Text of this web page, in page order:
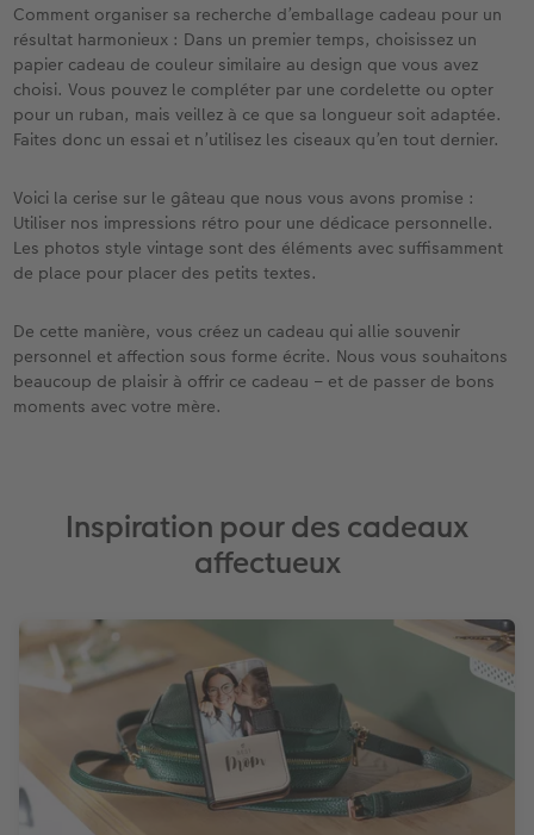
Comment organiser sa recherche d’emballage cadeau pour un
résultat harmonieux : Dans un premier temps, choisissez un
papier cadeau de couleur similaire au design que vous avez
choisi. Vous pouvez le compléter par une cordelette ou opter
pour un ruban, mais veillez à ce que sa longueur soit adaptée.
Faites donc un essai et n’utilisez les ciseaux qu’en tout dernier.
Voici la cerise sur le gâteau que nous vous avons promise :
Utiliser nos impressions rétro pour une dédicace personnelle.
Les photos style vintage sont des éléments avec suffisamment
de place pour placer des petits textes.
De cette manière, vous créez un cadeau qui allie souvenir
personnel et affection sous forme écrite. Nous vous souhaitons
beaucoup de plaisir à offrir ce cadeau – et de passer de bons
moments avec votre mère.
Inspiration pour des cadeaux
affectueux